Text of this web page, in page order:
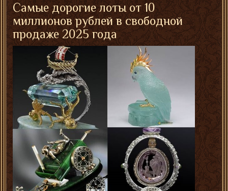
Самые дорогие лоты от 10
миллионов рублей в свободной
продаже 2025 года